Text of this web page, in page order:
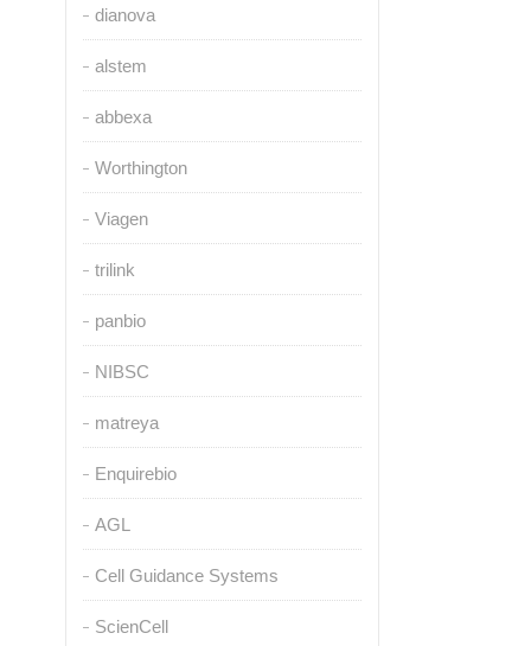
dianova
alstem
abbexa
Worthington
Viagen
trilink
panbio
NIBSC
matreya
Enquirebio
AGL
Cell Guidance Systems
ScienCell